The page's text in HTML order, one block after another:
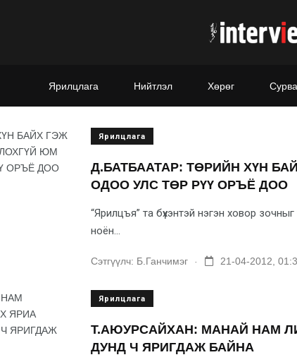
Ярилцлага Нийтлэл Хөрөг
Ярилцлага
Д.БАТБААТАР: ТӨРИЙН ХҮН
ОДОО УЛС ТӨР РҮҮ ОРЪЁ ДОО
“Ярилцъя” та бүхэнтэй нэгэн ховор
ноён...
Сэтгүүлч: Б.Ганчимэг 21-04-2012,
Ярилцлага
Т.АЮУРСАЙХАН: МАНАЙ НАМ
ДУНД Ч ЯРИГДАЖ БАЙНА